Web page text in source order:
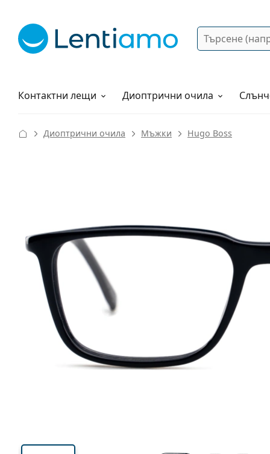
Търсене
Контактни лещи
Разтвори Диоптрични очила
Как да поръчам?
Диоптрични очила Мъжки Hugo Boss
36 mm
Височина на стъклото
53 mm
Ширина на стъклото
Ширина
на